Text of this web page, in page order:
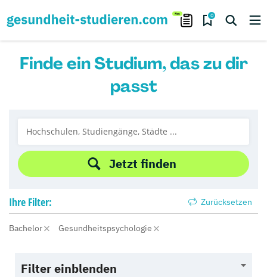
0
Finde ein Studium, das zu dir
passt
Jetzt finden
Ihre Filter: Zurücksetzen
Bachelor Gesundheitspsychologie
Filter einblenden